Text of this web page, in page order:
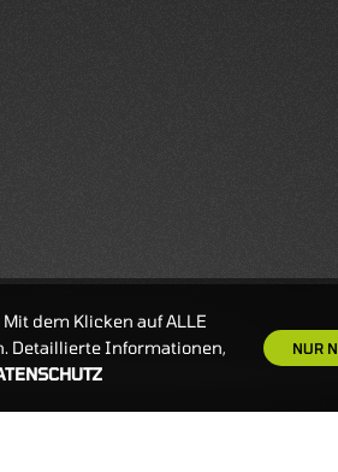
dem Klicken auf ALLE
Detaillierte Informationen,
NUR